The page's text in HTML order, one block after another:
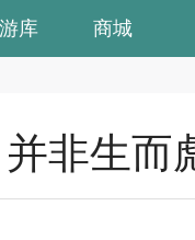
库 商城
非生而